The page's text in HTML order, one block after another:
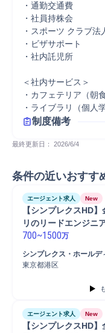
・通勤交通費
・社員持株会
・スポーツ クラブ法
・ビザサポート
・社内託児所
＜社内サービス＞
・カフェテリア（朝
・ライブラリ（個人
制度備考
最終更新日： 2026/6/4
条件の近いおすす
エージェント求人 New
【シンプレクスHD
リのリードエンジニ
700~1500万
シンプレクス・ホールデ
東京都港区
エージェント求人 New
【シンプレクスHD